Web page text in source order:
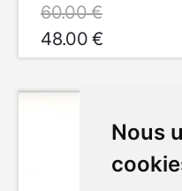
Nous
60.00 €
48.00 €